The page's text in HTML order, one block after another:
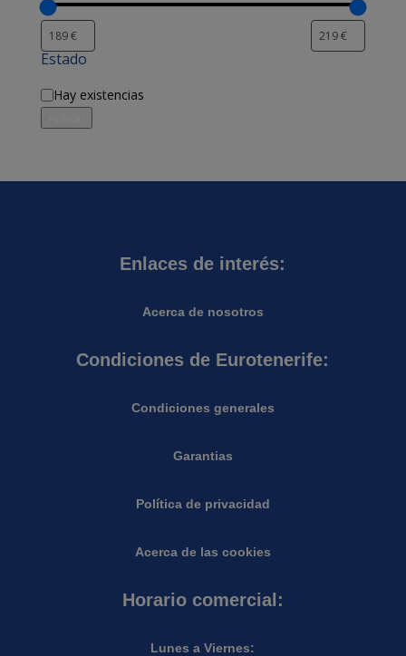
Estado
Disponibilidad
Hay existencias
Enlaces de interés:
Acerca de nosotros
Condiciones de Eurotenerife:
Condiciones generales
Garantias
Política de privacidad
Acerca de las cookies
Horario comercial:
Lunes a Viernes: